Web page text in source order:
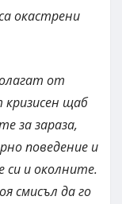
окастрени
от
щаб
за зараза,
поведение и
си и околните.
смисъл да го